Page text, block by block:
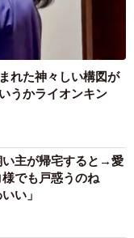
れた神々しい構図が
うかライオンキン
い主が帰宅すると→愛
でも戸惑うのね
い」